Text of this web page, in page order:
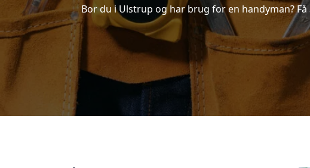
Bor du i Ulstrup og har brug for en handyman?